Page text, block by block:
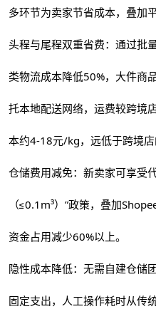
多环节为卖家节省成本，叠加
头程与尾程双重省费：通过批
类物流成本降低50%，大件商
托本地配送网络，运费较跨境
本约4-18元/kg，远低于跨境
仓储费用减免：新卖家可享受
（≤0.1m³）”政策，叠加
资金占用减少60%以上。
隐性成本降低：无需自建仓储
固定支出，人工操作耗时从传